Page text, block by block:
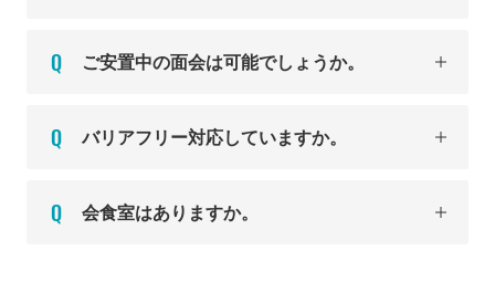
ご安置中の面会は可能でしょうか。
バリアフリー対応していますか。
会食室はありますか。